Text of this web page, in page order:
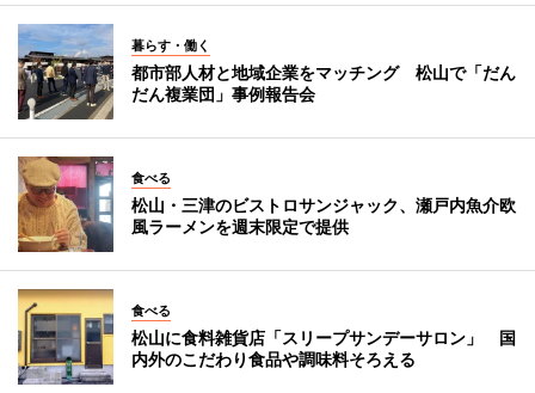
暮らす・働く
都市部人材と地域企業をマッチング 松山で「だん
だん複業団」事例報告会
食べる
松山・三津のビストロサンジャック、瀬戸内魚介欧
風ラーメンを週末限定で提供
食べる
松山に食料雑貨店「スリープサンデーサロン」 国
内外のこだわり食品や調味料そろえる